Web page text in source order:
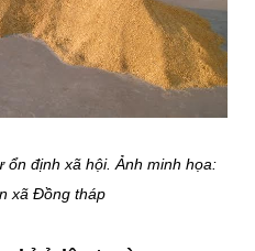
ổn định xã hội. Ảnh minh họa:
xã Đồng tháp